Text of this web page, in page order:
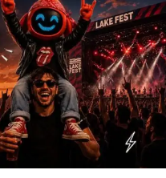
naravno ukoliko budem
na pravi način.
takmičenja sa svojom
zajedno pokušamo da
prvenstvu.
završetka karate
novu sportsku